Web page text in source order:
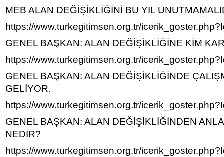
MEB ALAN DEĞİŞİKLİĞİNİ BU YIL
https://www.turkegitimsen.org.tr/
GENEL BAŞKAN: ALAN DEĞİŞİKLİĞİNE KİM
https://www.turkegitimsen.org.tr/
GENEL BAŞKAN: ALAN DEĞİŞİKLİĞİNDE
GELİYOR.
https://www.turkegitimsen.org.tr/
GENEL BAŞKAN: ALAN DEĞİŞİKLİĞİNDEN
NEDİR?
https://www.turkegitimsen.org.tr/